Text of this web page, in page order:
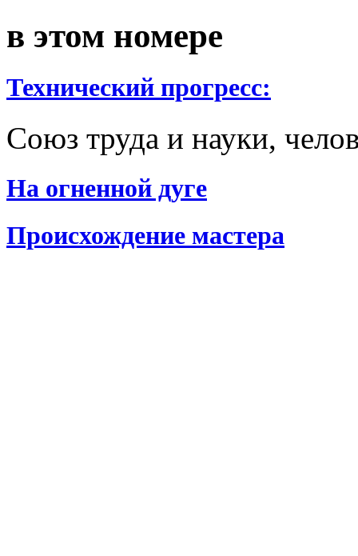
в этом номере
Технический прогресс:
Союз труда и науки,
На огненной дуге
Происхождение мастера